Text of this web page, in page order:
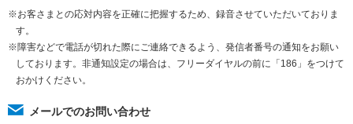
※お客さまとの応対内容を正確に把握するため、録音させていただいておりま
す。
※障害などで電話が切れた際にご連絡できるよう、発信者番号の通知をお願い
しております。非通知設定の場合は、フリーダイヤルの前に「186」をつけて
おかけください。
メールでのお問い合わせ